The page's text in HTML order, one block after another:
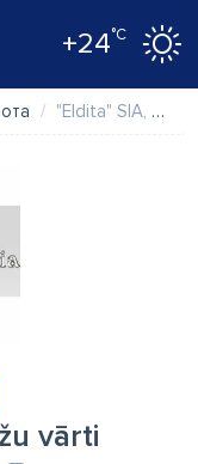
+24°C
"Eldita" SIA, garāžu vārti
vārti